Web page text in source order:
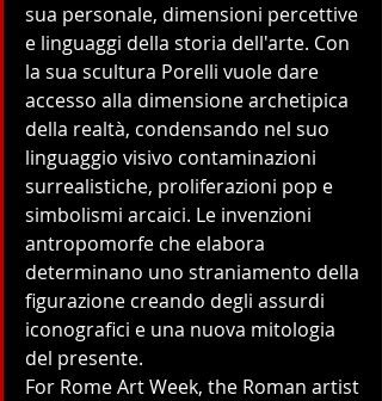
sua personale, dimensioni percettive
e linguaggi della storia dell'arte. Con
la sua scultura Porelli vuole dare
accesso alla dimensione archetipica
della realtà, condensando nel suo
linguaggio visivo contaminazioni
surrealistiche, proliferazioni pop e
simbolismi arcaici. Le invenzioni
antropomorfe che elabora
determinano uno straniamento della
figurazione creando degli assurdi
iconografici e una nuova mitologia
del presente.
For Rome Art Week, the Roman artist